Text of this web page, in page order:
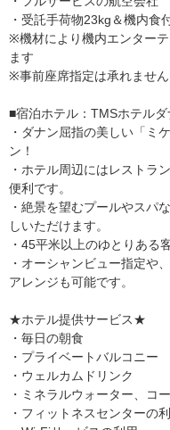
・受託手荷物23kg＆機内食
※機材により機内エンター
ます
※事前座席指定は承れません
■宿泊ホテル：TMSホテル
・ダナン屈指の美しい「ミ
ン！
・ホテル周辺にはレストラ
便利です。
・絶景を望むプールやスパ
しいただけます。
・45平米以上のゆとりある
・オーシャンビュー指定や
アレンジも可能です。
★ホテル提供サービス★
・毎日の朝食
・プライベートバルコニー
・ウェルカムドリンク
・ミネラルウォーター、コ
・フィットネスセンターの